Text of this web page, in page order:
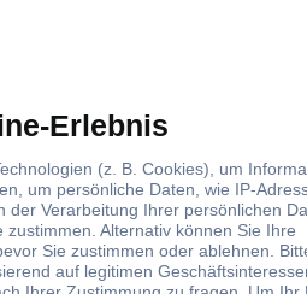
1 min
37 mm
86 mm
19 mm